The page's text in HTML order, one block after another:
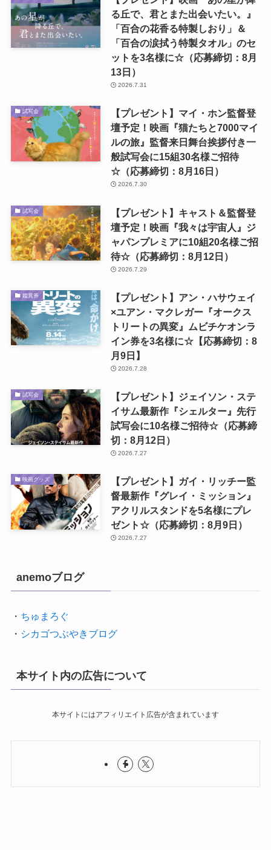
る丘で、君とまた出会いたい。』
「百合の花香る特製しおり」＆
「百合の涙拭う特製タオル」のセ
ットを3名様に☆（応募締切：8月
13日）
2026.7.31
試写会
【プレゼント】マイ・ホン監督登
壇予定！映画『猫たちと7000マイ
ルの旅』監督来日舞台挨拶付き一
般試写会に15組30名様ご招待
☆（応募締切：8月16日）
2026.7.30
試写会
【プレゼント】キャスト＆監督登
壇予定！映画『我々は宇宙人』ジ
ャパンプレミアに10組20名様ご招
待☆（応募締切：8月12日）
2026.7.29
鑑賞券
【プレゼント】アン・ハサウェイ
×ユアン・マクレガー『オークス
トリートの異変』ムビチケオンラ
イン券を3名様に☆【応募締切：8
月9日】
2026.7.28
試写会
【プレゼント】ジェイソン・ステ
イサム最新作『シェルター』先行
試写会に10名様ご招待☆（応募締
切：8月12日）
2026.7.27
映画グッズ
【プレゼント】ガイ・リッチー監
督最新作『グレイ・ミッション』
アクリルスタンドを5名様にプレ
ゼント☆（応募締切：8月9日）
2026.7.27
anemoブログ
・ ちゅまろぐ
・ シカゴつぶやきブログ
本サイト内の広告について
本サイトにはアフィリエイト広告が含まれています